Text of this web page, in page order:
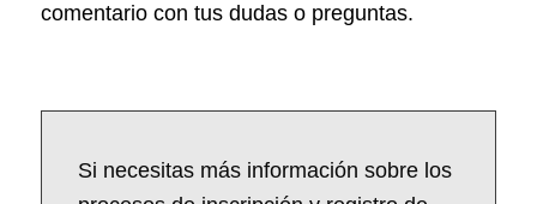
comentario con tus dudas o preguntas.
Si necesitas más información sobre los